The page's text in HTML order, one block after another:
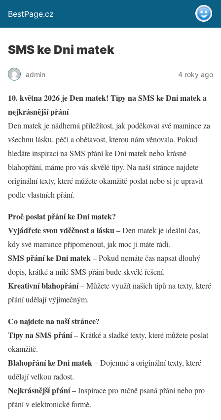
BestPage.cz
SMS ke Dni matek
admin 4 roky ago
10. května 2026 je Den matek! Tipy na SMS ke Dni matek a
nejkrásnější přání
Den matek je nádherná příležitost, jak poděkovat své mamince za
všechnu lásku, péči a obětavost, kterou nám věnovala. Pokud
hledáte inspiraci na SMS přání ke Dni matek nebo krásné
blahopřání, máme pro vás skvělé tipy. Na naší stránce najdete
originální texty, které můžete okamžitě poslat nebo si je upravit
podle vlastních přání.
Proč poslat přání ke Dni matek?
Vyjádřete svou vděčnost a lásku– Den matek je ideální čas,
kdy své mamince připomenout, jak moc ji máte rádi.
SMS přání ke Dni matek– Pokud nemáte čas napsat dlouhý
dopis, krátké a milé SMS přání bude skvélé řešení.
Kreativní blahopřání– Můžete využít našich tipů na texty, které
přání udělají výjimečným.
Co najdete na naší stránce?
Tipy na SMS přání– Krátké a sladké texty, které můžete poslat
okamžitě.
Blahopřání ke Dni matek– Dojemné a originální texty, které
udělají velkou radost.
Nejkrásnější přání– Inspirace pro ručně psaná přání nebo pro
přání v elektronické formě.